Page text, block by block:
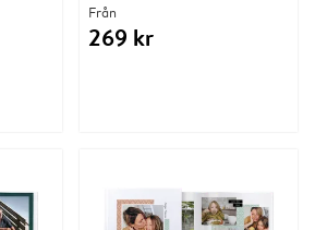
Från
269 kr